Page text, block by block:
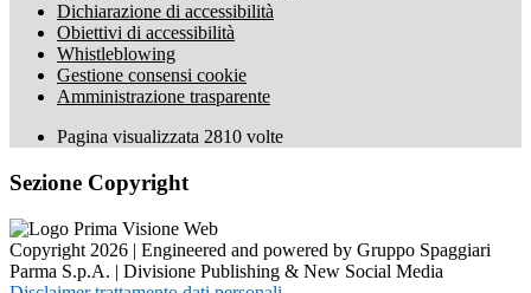
Dichiarazione di accessibilità
Obiettivi di accessibilità
Whistleblowing
Gestione consensi cookie
Amministrazione trasparente
Pagina visualizzata 2810 volte
Sezione Copyright
Copyright 2026 | Engineered and powered by Gruppo Spaggiari
Parma S.p.A. | Divisione Publishing & New Social Media